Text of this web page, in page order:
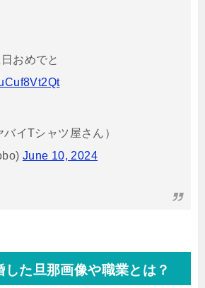
おめでと
イTシャツ屋さん）
June 10, 2024
した旦那画像や職業とは？